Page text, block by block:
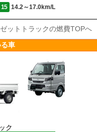
14.2～17.0km/L
ットトラックの燃費TOPへ
車
ク